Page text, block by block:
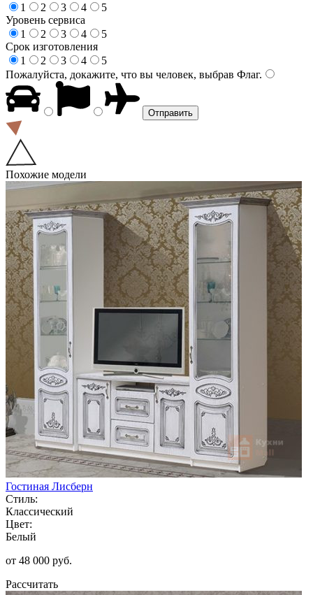
1
2 3 4
5
Уровень сервиса
1
2 3 4
5
Срок изготовления
1
2 3 4
5
Пожалуйста, докажите, что вы человек, выбрав Флаг.
Похожие модели
Гостиная Лисберн
Стиль:
Классический
Цвет:
Белый
от 48 000 руб.
Рассчитать